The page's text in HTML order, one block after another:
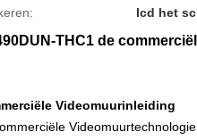
lcd het
THC1 de
Videomuurinleiding